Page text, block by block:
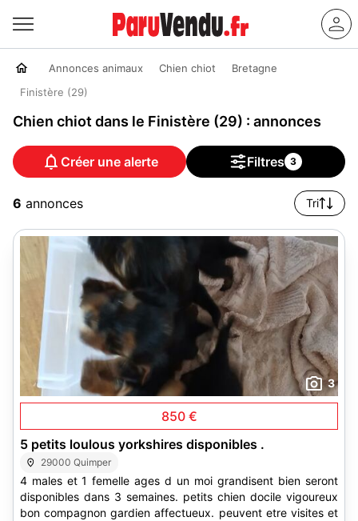
Annonces animaux Chien chiot
Bretagne
Finistère (29)
Chien chiot dans le Finistère (29) : annonces
Créer une alerte Filtres 3
6 annonces Tri
3
850 €
5 petits loulous yorkshires disponibles .
29000 Quimper
4 males et 1 femelle ages d un moi grandisent bien seront
disponibles dans 3 semaines. petits chien docile vigoureux
bon compagnon gardien affectueux. peuvent etre visites et